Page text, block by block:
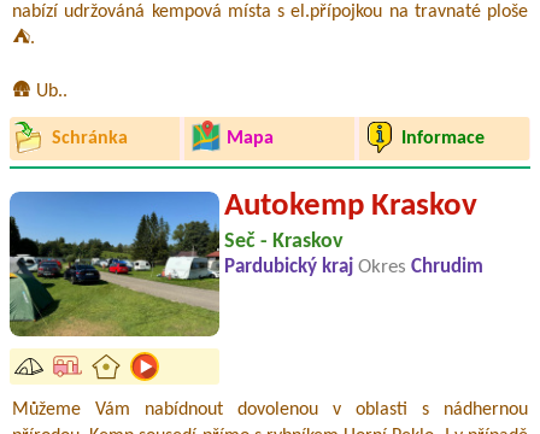
nabízí udržováná kempová místa s el.přípojkou na travnaté ploše
⛺.
🛖 Ub..
Schránka Mapa Informace
Autokemp Kraskov
Seč - Kraskov
Pardubický kraj Okres Chrudim
Můžeme Vám nabídnout dovolenou v oblasti s nádhernou